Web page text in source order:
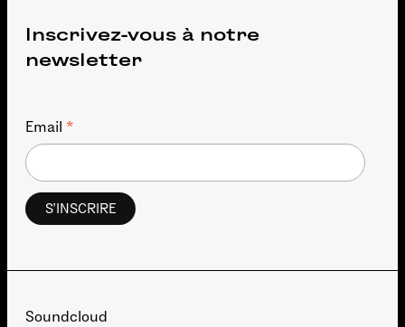
Inscrivez-vous à notre
newsletter
Email *
Soundcloud